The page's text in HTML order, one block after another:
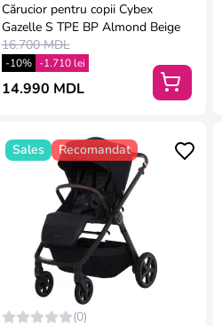
Сărucior pentru copii Cybex
Gazelle S TPE BP Almond Beige
16.700 MDL
-10% -1.710 lei
14.990 MDL
Sales Recomandat
(0)